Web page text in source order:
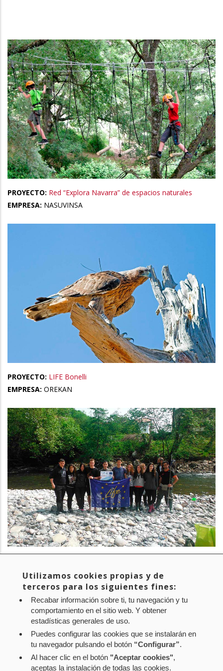
PROYECTO: Red “Explora Navarra” de espacios naturales
EMPRESA: NASUVINSA
PROYECTO: LIFE Bonelli
EMPRESA: OREKAN
EMPRESA:OREKAN
PaginaciónPrimera
página
« First
Página
anterior
‹‹ Page
1 Page
2
Página
3
Aviso legal Política de privacidad
Política de cookies
Utilizamos cookies propias y de
terceros para los siguientes fines:
Recabar información sobre ti, tu navegación y tu
comportamiento en el sitio web. Y obtener
estadísticas generales de uso.
Puedes configurar las cookies que se instalarán en
tu navegador pulsando el botón “Configurar”.
Al hacer clic en el botón "Aceptar cookies",
aceptas la instalación de todas las cookies.